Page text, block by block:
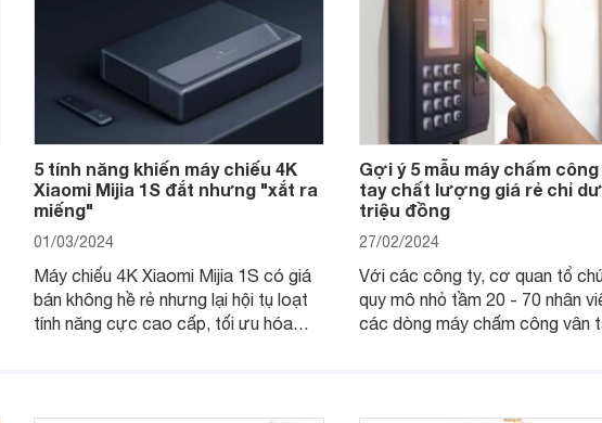
5 tính năng khiến máy chiếu 4K
Xiaomi Mijia 1S đắt nhưng "xắt ra
miếng"
01/03/2024
Máy chiếu 4K Xiaomi Mijia 1S có giá
bán không hề rẻ nhưng lại hội tụ loạt
tính năng cực cao cấp, tối ưu hóa
Gợi ý 5 mẫu máy chấm công
tay chất lượng giá rẻ chỉ
triệu đồng
27/02/2024
Với các công ty, cơ quan tổ
quy mô nhỏ tầm 20 - 70 nhân
các dòng máy chấm công vân
nhân viên chính xác hơn.